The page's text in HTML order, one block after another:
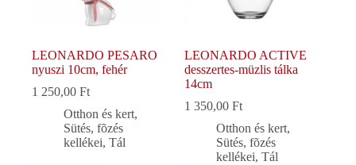
LEONARDO PESARO
nyuszi 10cm, fehér
1 250,00 Ft
Otthon és kert,
Sütés, fõzés
kellékei, Tál
LEONARDO ACTIVE
desszertes-müzlis tálka
14cm
1 350,00Ft
Otthon és kert,
Sütés, fõzés
kellékei,Tál